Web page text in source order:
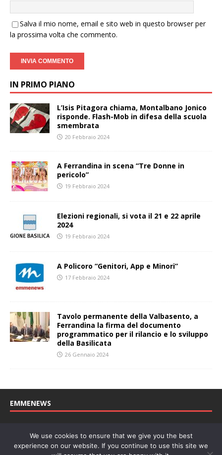
Salva il mio nome, email e sito web in questo browser per
la prossima volta che commento.
IN PRIMO PIANO
L’Isis Pitagora chiama, Montalbano Jonico
risponde. Flash-Mob in difesa della scuola
smembrata
20 Febbraio 2024
A Ferrandina in scena “Tre Donne in
pericolo”
19 Febbraio 2024
Elezioni regionali, si vota il 21 e 22 aprile
2024
19 Febbraio 2024
A Policoro “Genitori, App e Minori”
17 Febbraio 2024
Tavolo permanente della Valbasento, a
Ferrandina la firma del documento
programmatico per il rilancio e lo sviluppo
della Basilicata
26 Gennaio 2024
EMMENEWS
27/04/2011. Direttore Responsabile: Concetta Monzo, Editore: Deah
soc. coop. P. Iva: 01219430772
We use cookies to ensure that we give you the best
experience on our website. If you continue to use this site we